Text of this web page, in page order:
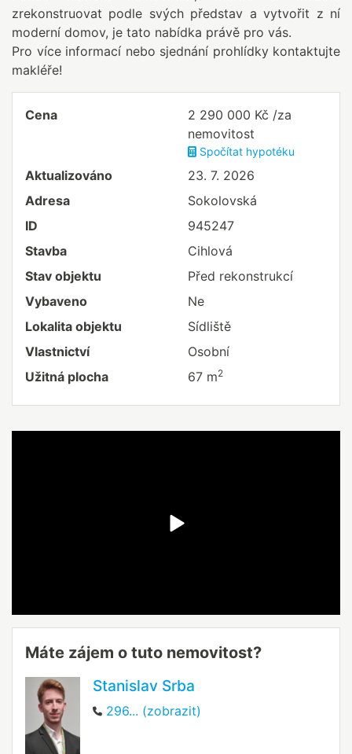
zrekonstruovat podle svých představ a vytvořit z ní
moderní domov, je tato nabídka právě pro vás.
Pro více informací nebo sjednání prohlídky kontaktujte
makléře!
Cena
2 290 000 Kč /za
nemovitost
Spočítat hypotéku
Aktualizováno
23. 7. 2026
Adresa
Sokolovská
ID
945247
Stavba
Cihlová
Stav objektu
Před rekonstrukcí
Vybaveno
Ne
Lokalita objektu
Sídliště
Vlastnictví
Osobní
Užitná plocha
67 m2
Máte zájem o tuto nemovitost?
Stanislav Srba
296... (zobrazit)